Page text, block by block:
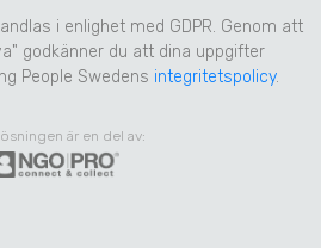
i enlighet med GDPR. Genom att
godkänner du att dina uppgifter
People Swedens integritetspolicy.
är en del av: